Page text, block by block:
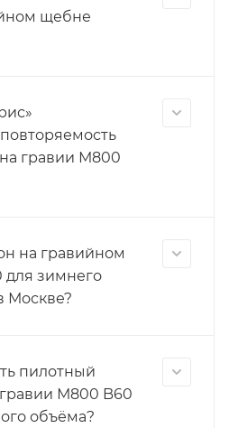
щебне
гравии М800
на гравийном
зимнего
Москве?
пилотный
М800 B60
объёма?